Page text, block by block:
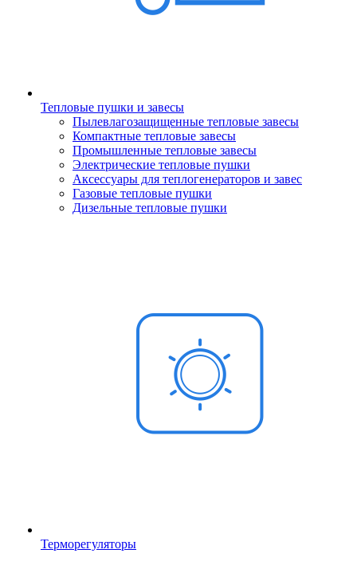
Тепловые пушки и завесы
Пылевлагозащищенные тепловые завесы
Компактные тепловые завесы
Промышленные тепловые завесы
Электрические тепловые пушки
Аксессуары для теплогенераторов и завес
Газовые тепловые пушки
Дизельные тепловые пушки
Терморегуляторы